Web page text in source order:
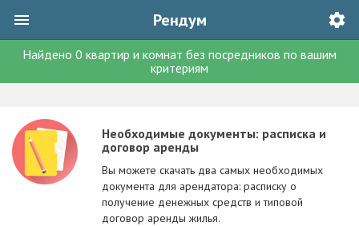
Рендум
Найдено 0 квартир и комнат без посредников по вашим
критериям
Необходимые документы: расписка и
договор аренды
Вы можете скачать два самых необходимых
документа для арендатора: расписку о
получение денежных средств и типовой
договор аренды жилья.